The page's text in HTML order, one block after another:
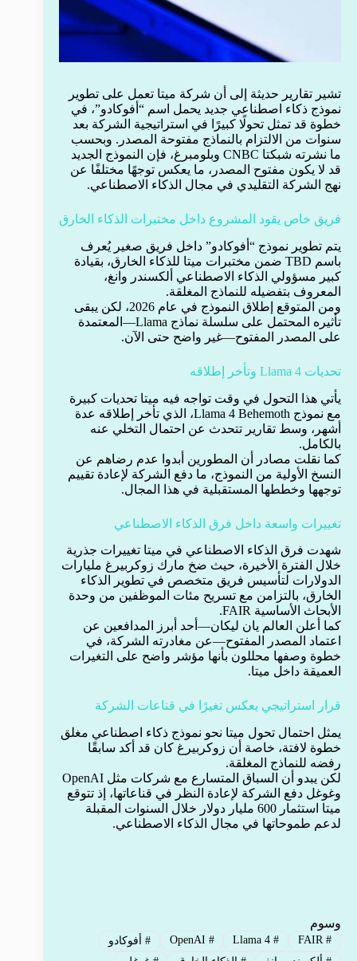
تشير تقارير حديثة إلى أن شركة ميتا تعمل على تطوير
نموذج ذكاء اصطناعي جديد يحمل اسم “أفوكادو”، في
خطوة قد تمثل تحولًا كبيرًا في استراتيجية الشركة بعد
سنوات من الالتزام بالنماذج مفتوحة المصدر. وبحسب
ما نشرته شبكتا CNBC وبلومبرغ، فإن النموذج الجديد
قد لا يكون مفتوح المصدر، ما يعكس توجهًا مختلفًا عن
نهج الشركة التقليدي في مجال الذكاء الاصطناعي.
فريق خاص يقود المشروع داخل مختبرات الذكاء الخارق
يتم تطوير نموذج “أفوكادو” داخل فريق صغير يُعرف
باسم TBD ضمن مختبرات ميتا للذكاء الخارق، بقيادة
كبير مسؤولي الذكاء الاصطناعي ألكسندر وانغ،
المعروف بتفضيله للنماذج المغلقة.
ومن المتوقع إطلاق النموذج في عام 2026، لكن يبقى
تأثيره المحتمل على سلسلة نماذج Llama—المعتمدة
على المصدر المفتوح—غير واضح حتى الآن.
تحديات Llama 4 وتأخر إطلاقه
يأتي هذا التحول في وقت تواجه فيه ميتا تحديات كبيرة
مع نموذج Llama 4 Behemoth، الذي تأخر إطلاقه عدة
أشهر، وسط تقارير تتحدث عن احتمال التخلي عنه
بالكامل.
كما نقلت مصادر أن المطورين أبدوا عدم رضاهم عن
النسخ الأولية من النموذج، ما دفع الشركة لإعادة تقييم
توجهها وخططها المستقبلية في هذا المجال.
تغييرات واسعة داخل فرق الذكاء الاصطناعي
شهدت فرق الذكاء الاصطناعي في ميتا تغييرات جذرية
خلال الفترة الأخيرة، حيث ضخ مارك زوكربيرغ مليارات
الدولارات لتأسيس فريق متخصص في تطوير الذكاء
الخارق، بالتزامن مع تسريح مئات الموظفين من وحدة
الأبحاث الأساسية FAIR.
كما أعلن العالم يان ليكان—أحد أبرز المدافعين عن
اعتماد المصدر المفتوح—عن مغادرته الشركة، في
خطوة وصفها محللون بأنها مؤشر واضح على التغيرات
العميقة داخل ميتا.
قرار استراتيجي يعكس تغيرًا في قناعات الشركة
يمثل احتمال تحول ميتا نحو نموذج ذكاء اصطناعي مغلق
خطوة لافتة، خاصة أن زوكربيرغ كان قد أكد سابقًا
رفضه للنماذج المغلقة.
لكن يبدو أن السباق المتسارع مع شركات مثل OpenAI
وغوغل دفع الشركة لإعادة النظر في قناعاتها، إذ تتوقع
ميتا استثمار 600 مليار دولار خلال السنوات المقبلة
لدعم طموحاتها في مجال الذكاء الاصطناعي.
وسوم
#
FAIR
#
Llama 4
#
# أفوكادو